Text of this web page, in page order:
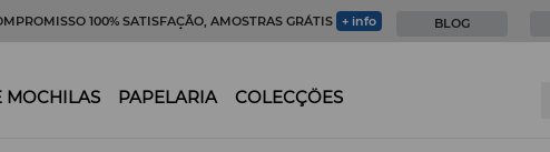
100% SATISFAÇÃO, AMOSTRAS GRÁTIS + info BLOG
MOCHILAS PAPELARIA COLECÇÖES